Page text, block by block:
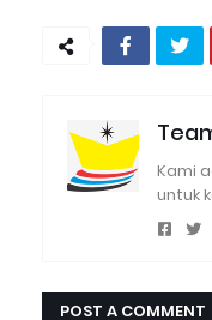
Kami
untuk
POST A COMMENT